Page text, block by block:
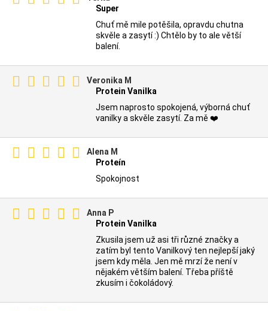
Super
Chuť mě mile potěšila, opravdu chutna
skvěle a zasytí :) Chtělo by to ale větší
balení.
Veronika M
Protein Vanilka
Jsem naprosto spokojená, výborná chuť
vanilky a skvěle zasytí. Za mě ❤️
Alena M
Proteín
Spokojnost
Anna P
Protein Vanilka
Zkusila jsem už asi tři různé značky a
zatím byl tento Vanilkový ten nejlepší jaký
jsem kdy měla. Jen mě mrzí že není v
nějakém větším balení. Třeba příště
zkusím i čokoládový.